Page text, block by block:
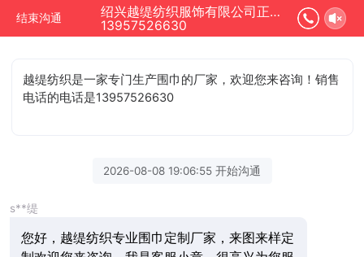
结束沟通
绍兴越缇纺织服饰有限公司正在为您服务
13957526630
越缇纺织是一家专门生产围巾的厂家，欢迎您来咨询！销售
电话的电话是13957526630
2026-08-08 19:06:55 开始沟通
s**缇
您好，越缇纺织专业围巾定制厂家，来图来样定